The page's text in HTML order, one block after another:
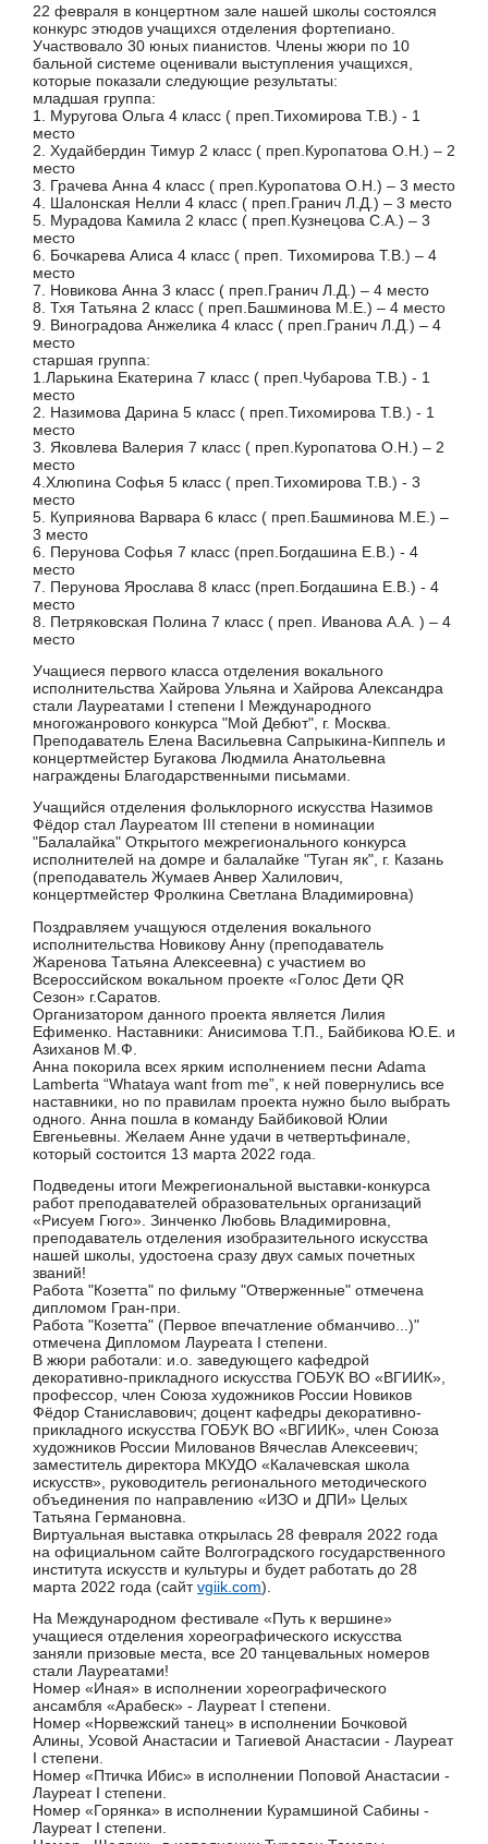
22 февраля в концертном зале нашей школы состоялся
конкурс этюдов учащихся отделения фортепиано.
Участвовало 30 юных пианистов. Члены жюри по 10
бальной системе оценивали выступления учащихся,
которые показали следующие результаты:
младшая группа:
1. Муругова Ольга 4 класс ( преп.Тихомирова Т.В.) - 1
место
2. Худайбердин Тимур 2 класс ( преп.Куропатова О.Н.) – 2
место
3. Грачева Анна 4 класс ( преп.Куропатова О.Н.) – 3 место
4. Шалонская Нелли 4 класс ( преп.Гранич Л.Д.) – 3 место
5. Мурадова Камила 2 класс ( преп.Кузнецова С.А.) – 3
место
6. Бочкарева Алиса 4 класс ( преп. Тихомирова Т.В.) – 4
место
7. Новикова Анна 3 класс ( преп.Гранич Л.Д.) – 4 место
8. Тхя Татьяна 2 класс ( преп.Башминова М.Е.) – 4 место
9. Виноградова Анжелика 4 класс ( преп.Гранич Л.Д.) – 4
место
старшая группа:
1.Ларькина Екатерина 7 класс ( преп.Чубарова Т.В.) - 1
место
2. Назимова Дарина 5 класс ( преп.Тихомирова Т.В.) - 1
место
3. Яковлева Валерия 7 класс ( преп.Куропатова О.Н.) – 2
место
4.Хлюпина Софья 5 класс ( преп.Тихомирова Т.В.) - 3
место
5. Куприянова Варвара 6 класс ( преп.Башминова М.Е.) –
3 место
6. Перунова Софья 7 класс (преп.Богдашина Е.В.) - 4
место
7. Перунова Ярослава 8 класс (преп.Богдашина Е.В.) - 4
место
8. Петряковская Полина 7 класс ( преп. Иванова А.А. ) – 4
место
Учащиеся первого класса отделения вокального
исполнительства Хайрова Ульяна и Хайрова Александра
стали Лауреатами I степени I Международного
многожанрового конкурса "Мой Дебют", г. Москва.
Преподаватель Елена Васильевна Сапрыкина-Киппель и
концертмейстер Бугакова Людмила Анатольевна
награждены Благодарственными письмами.
Учащийся отделения фольклорного искусства Назимов
Фёдор стал Лауреатом III степени в номинации
"Балалайка" Открытого межрегионального конкурса
исполнителей на домре и балалайке "Туган як", г. Казань
(преподаватель Жумаев Анвер Халилович,
концертмейстер Фролкина Светлана Владимировна)
Поздравляем учащуюся отделения вокального
исполнительства Новикову Анну (преподаватель
Жаренова Татьяна Алексеевна) с участием во
Всероссийском вокальном проекте «Голос Дети QR
Сезон» г.Саратов.
Организатором данного проекта является Лилия
Ефименко. Наставники: Анисимова Т.П., Байбикова Ю.Е. и
Азиханов М.Ф.
Анна покорила всех ярким исполнением песни Adama
Lamberta “Whataya want from me”, к ней повернулись все
наставники, но по правилам проекта нужно было выбрать
одного. Анна пошла в команду Байбиковой Юлии
Евгеньевны. Желаем Анне удачи в четвертьфинале,
который состоится 13 марта 2022 года.
Подведены итоги Межрегиональной выставки-конкурса
работ преподавателей образовательных организаций
«Рисуем Гюго». Зинченко Любовь Владимировна,
преподаватель отделения изобразительного искусства
нашей школы, удостоена сразу двух самых почетных
званий!
Работа "Козетта" по фильму "Отверженные" отмечена
дипломом Гран-при.
Работа "Козетта" (Первое впечатление обманчиво...)"
отмечена Дипломом Лауреата I степени.
В жюри работали: и.о. заведующего кафедрой
декоративно-прикладного искусства ГОБУК ВО «ВГИИК»,
профессор, член Союза художников России Новиков
Фёдор Станиславович; доцент кафедры декоративно-
прикладного искусства ГОБУК ВО «ВГИИК», член Союза
художников России Милованов Вячеслав Алексеевич;
заместитель директора МКУДО «Калачевская школа
искусств», руководитель регионального методического
объединения по направлению «ИЗО и ДПИ» Целых
Татьяна Германовна.
Виртуальная выставка открылась 28 февраля 2022 года
на официальном сайте Волгоградского государственного
института искусств и культуры и будет работать до 28
марта 2022 года (сайтvgiik.com).
На Международном фестивале «Путь к вершине»
учащиеся отделения хореографического искусства
заняли призовые места, все 20 танцевальных номеров
стали Лауреатами!
Номер «Иная» в исполнении хореографического
ансамбля «Арабеск» - Лауреат I степени.
Номер «Норвежский танец» в исполнении Бочковой
Алины, Усовой Анастасии и Тагиевой Анастасии - Лауреат
I степени.
Номер «Птичка Ибис» в исполнении Поповой Анастасии -
Лауреат I степени.
Номер «Горянка» в исполнении Курамшиной Сабины -
Лауреат I степени.